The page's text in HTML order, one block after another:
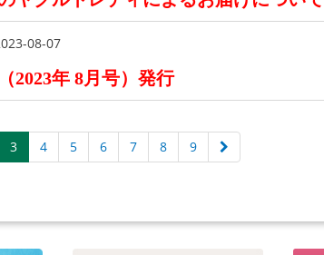
08-07
2023年 8月号）発行
3 4 5 6 7 8 9